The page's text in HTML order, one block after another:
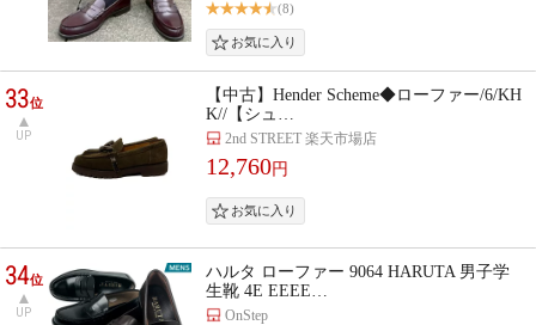
(8)
33位
UP
【中古】Hender Scheme◆ローファー/6/KH
K//【シュ…
2nd STREET 楽天市場店
12,760円
34位
UP
ハルタ ローファー 9064 HARUTA 男子学
生靴 4E EEEE…
OnStep